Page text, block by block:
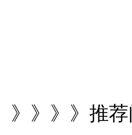
》》》》推荐